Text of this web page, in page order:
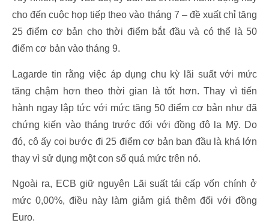
cho đến cuộc họp tiếp theo vào tháng 7 – đề xuất chỉ tăng
25 điểm cơ bản cho thời điểm bắt đầu và có thể là 50
điểm cơ bản vào tháng 9.
Lagarde tin rằng việc áp dụng chu kỳ lãi suất với mức
tăng chậm hơn theo thời gian là tốt hơn. Thay vì tiến
hành ngay lập tức với mức tăng 50 điểm cơ bản như đã
chứng kiến vào tháng trước đối với đồng đô la Mỹ. Do
đó, cô ấy coi bước đi 25 điểm cơ bản ban đầu là khá lớn
thay vì sử dụng một con số quá mức trên nó.
Ngoài ra, ECB giữ nguyên Lãi suất tái cấp vốn chính ở
mức 0,00%, điều này làm giảm giá thêm đối với đồng
Euro.